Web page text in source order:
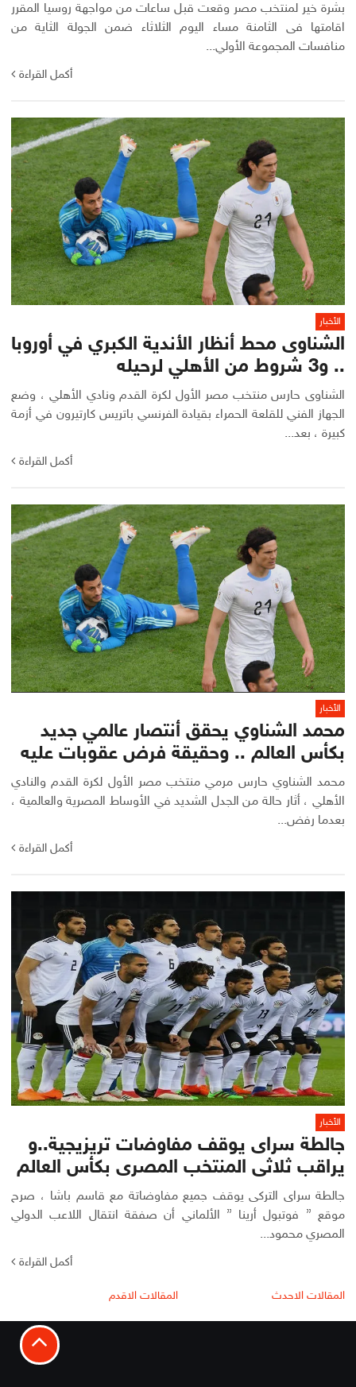
بشرة خير لمنتخب مصر وقعت قبل ساعات من مواجهة روسيا المقرر
اقامتها فى الثامنة مساء اليوم الثلاثاء ضمن الجولة الثاية من
منافسات المجموعة الأولي...
أكمل القراءة
الأخبار
الشناوى محط أنظار الأندية الكبري في أوروبا
.. و3 شروط من الأهلي لرحيله
الشناوى حارس منتخب مصر الأول لكرة القدم ونادي الأهلي ، وضع
الجهاز الفني للقلعة الحمراء بقيادة الفرنسي باتريس كارتيرون في أزمة
كبيرة ، بعد...
أكمل القراءة
الأخبار
محمد الشناوي يحقق أنتصار عالمي جديد
بكأس العالم .. وحقيقة فرض عقوبات عليه
محمد الشناوي حارس مرمي منتخب مصر الأول لكرة القدم والنادي
الأهلي ، أثار حالة من الجدل الشديد في الأوساط المصرية والعالمية ،
بعدما رفض...
أكمل القراءة
الأخبار
جالطة سراى يوقف مفاوضات تريزيجية..و
يراقب ثلاثى المنتخب المصرى بكأس العالم
جالطة سراى التركى يوقف جميع مفاوضاتة مع قاسم باشا ، صرح
موقع ” فوتبول أرينا ” الألماني أن صفقة انتقال اللاعب الدولي
المصري محمود...
أكمل القراءة
تصفّح
المقالات
المقالات الاقدم المقالات الاحدث